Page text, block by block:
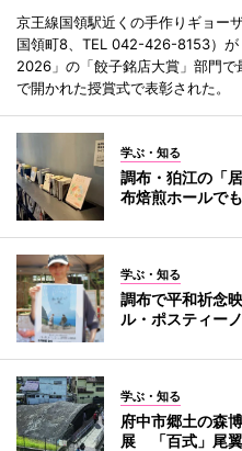
京王線国領駅近くの手作りギョー
国領町8、TEL 042-426-8153）が
2026」の「餃子銘店大賞」部門
で開かれた授賞式で表彰された。
学ぶ・知る
調布・狛江の「
布焙煎ホールで
学ぶ・知る
調布で平和祈念
ル・ポスティー
学ぶ・知る
府中市郷土の森
展 「百式」尾